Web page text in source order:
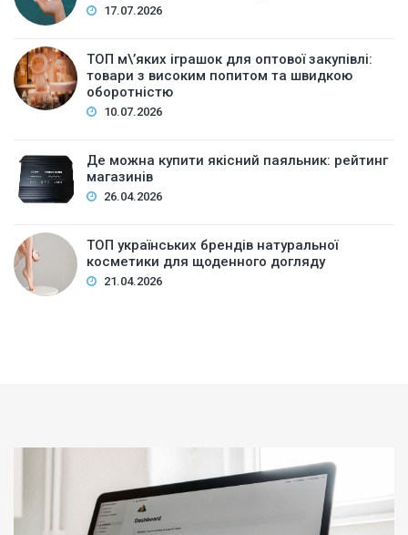
17.07.2026
ТОП м\’яких іграшок для оптової закупівлі:
товари з високим попитом та швидкою
оборотністю
10.07.2026
Де можна купити якісний паяльник: рейтинг
магазинів
26.04.2026
ТОП українських брендів натуральної
косметики для щоденного догляду
21.04.2026